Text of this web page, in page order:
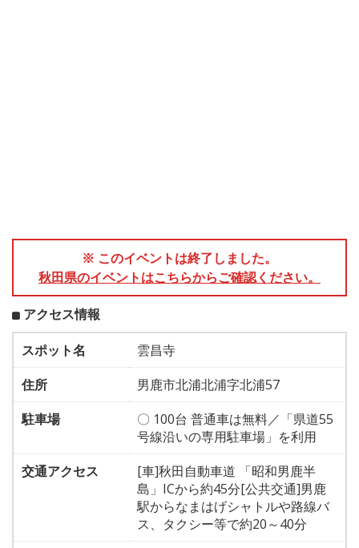
※ このイベントは終了しました。
秋田県のイベントはこちらからご確認ください。
アクセス情報
スポット名
雲昌寺
住所
男鹿市北浦北浦字北浦57
駐車場
〇 100台 普通車は無料／「県道55
号線沿いの専用駐車場」を利用
交通アクセス
[車]秋田自動車道 「昭和男鹿半
島」ICから約45分[公共交通]男鹿
駅からなまはげシャトルや路線バ
ス、タクシー等で約20～40分